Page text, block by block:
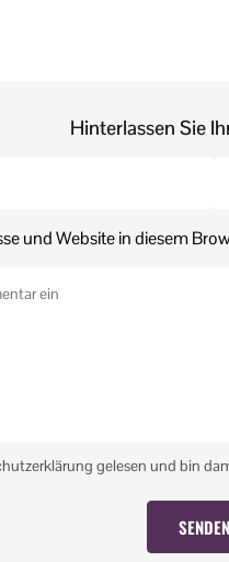
Hinterlassen Sie
und Website in diesem
gelesen und bin